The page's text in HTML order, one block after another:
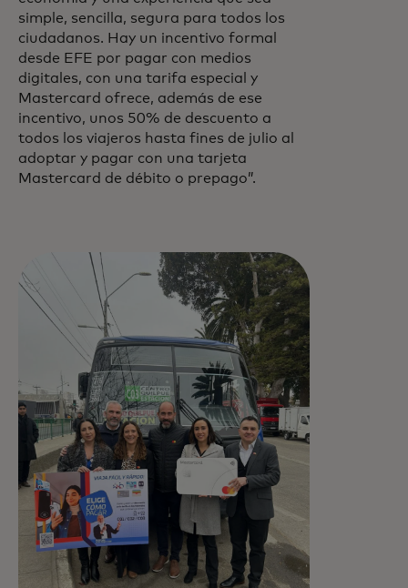
simple, sencilla, segura para todos los
ciudadanos. Hay un incentivo formal
desde EFE por pagar con medios
digitales, con una tarifa especial y
Mastercard ofrece, además de ese
incentivo, unos 50% de descuento a
todos los viajeros hasta fines de julio al
adoptar y pagar con una tarjeta
Mastercard de débito o prepago”.